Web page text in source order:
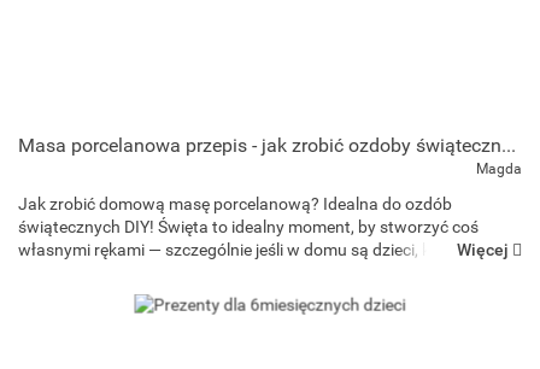
Art and Play
Masa porcelanowa przepis - jak zrobić ozdoby świąteczne w domu?
Magda
Jak zrobić domową masę porcelanową? Idealna do ozdób
świątecznych DIY! Święta to idealny moment, by stworzyć coś
własnymi rękami — szczególnie jeśli w domu są dzieci, któreWięcej